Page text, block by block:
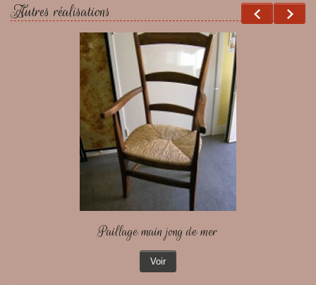
Autres réalisations
Paillage main jong de mer
Voir